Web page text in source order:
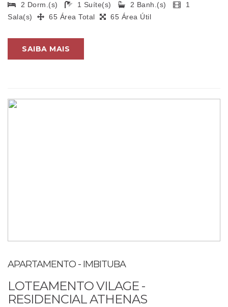
2 Dorm.(s) 1 Suíte(s) 2 Banh.(s)
1
Sala(s)
65 Área Total 65 Área Útil
SAIBA MAIS
APARTAMENTO - IMBITUBA
LOTEAMENTO VILAGE -
RESIDENCIAL ATHENAS